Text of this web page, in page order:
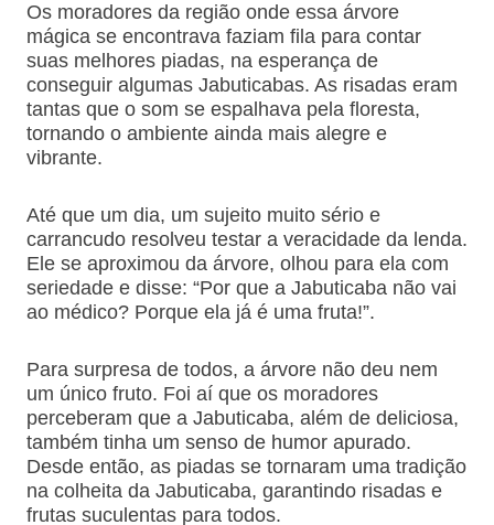
Os moradores da região onde essa árvore
mágica se encontrava faziam fila para contar
suas melhores piadas, na esperança de
conseguir algumas Jabuticabas. As risadas eram
tantas que o som se espalhava pela floresta,
tornando o ambiente ainda mais alegre e
vibrante.
Até que um dia, um sujeito muito sério e
carrancudo resolveu testar a veracidade da lenda.
Ele se aproximou da árvore, olhou para ela com
seriedade e disse: “Por que a Jabuticaba não vai
ao médico? Porque ela já é uma fruta!”.
Para surpresa de todos, a árvore não deu nem
um único fruto. Foi aí que os moradores
perceberam que a Jabuticaba, além de deliciosa,
também tinha um senso de humor apurado.
Desde então, as piadas se tornaram uma tradição
na colheita da Jabuticaba, garantindo risadas e
frutas suculentas para todos.